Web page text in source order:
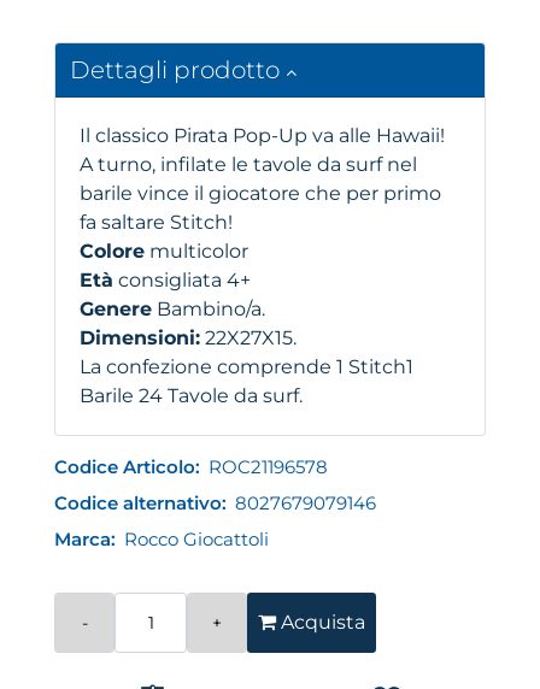
Dettagli prodotto
Il classico Pirata Pop-Up va alle Hawaii!
A turno, infilate le tavole da surf nel
barile vince il giocatore che per primo
fa saltare Stitch!
Colore multicolor
Età consigliata 4+
Genere Bambino/a.
Dimensioni: 22X27X15.
La confezione comprende 1 Stitch1
Barile 24 Tavole da surf.
Codice Articolo: ROC21196578
Codice alternativo: 8027679079146
Marca: Rocco Giocattoli
Acquista